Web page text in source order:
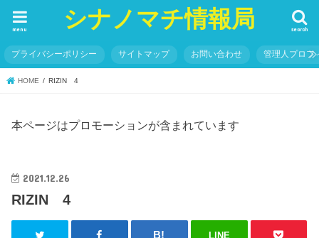
シナノマチ情報局 search
menu
プライバシーポリシー サイトマップ お問い合わせ 管理人プロフ
HOME RIZIN 4
本ページはプロモーションが含まれています
2021.12.26
RIZIN 4
LINE